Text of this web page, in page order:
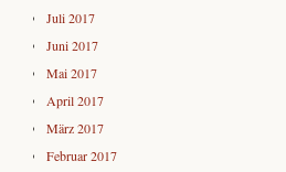
Juli 2017
Juni 2017
Mai 2017
April 2017
März 2017
Februar 2017